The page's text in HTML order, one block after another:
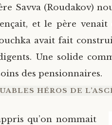
Savva (Roudakov)
et le père
avait fait
Une solide
des pensionnaires.
HÉROS DE
qu’on nommait